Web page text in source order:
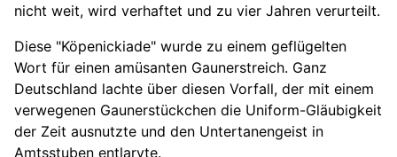
nicht weit, wird verhaftet und zu vier Jahren verurteilt.
Diese "Köpenickiade" wurde zu einem geflügelten
Wort für einen amüsanten Gaunerstreich. Ganz
Deutschland lachte über diesen Vorfall, der mit einem
verwegenen Gaunerstückchen die Uniform-Gläubigkeit
der Zeit ausnutzte und den Untertanengeist in
Amtsstuben entlarvte.